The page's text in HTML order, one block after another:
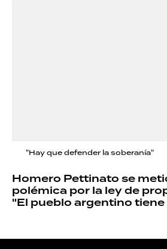
"Hay que defender la soberanía"
Homero Pettinato se
polémica por la ley de
"El pueblo argentino